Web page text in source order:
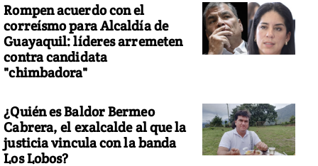
Rompen acuerdo con el
correísmo para Alcaldía de
Guayaquil: líderes arremeten
contra candidata
"chimbadora"
¿Quién es Baldor Bermeo
Cabrera, el exalcalde al que la
justicia vincula con la banda
Los Lobos?